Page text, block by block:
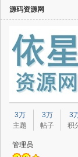
源码资源网
3万
主题
3万
帖子
3
积
管理员